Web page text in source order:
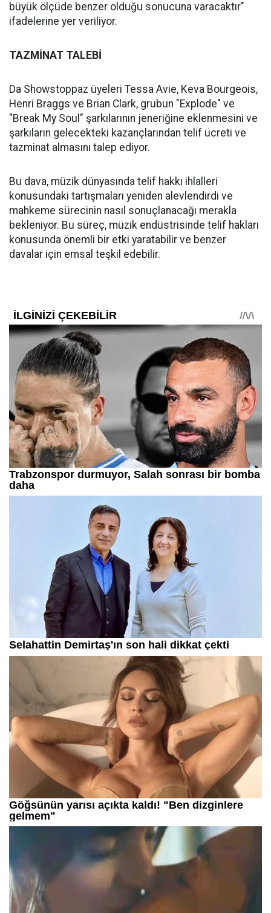
büyük ölçüde benzer olduğu sonucuna varacaktır"
ifadelerine yer veriliyor.
TAZMİNAT TALEBİ
Da Showstoppaz üyeleri Tessa Avie, Keva Bourgeois,
Henri Braggs ve Brian Clark, grubun "Explode" ve
"Break My Soul" şarkılarının jeneriğine eklenmesini ve
şarkıların gelecekteki kazançlarından telif ücreti ve
tazminat almasını talep ediyor.
Bu dava, müzik dünyasında telif hakkı ihlalleri
konusundaki tartışmaları yeniden alevlendirdi ve
mahkeme sürecinin nasıl sonuçlanacağı merakla
bekleniyor. Bu süreç, müzik endüstrisinde telif hakları
konusunda önemli bir etki yaratabilir ve benzer
davalar için emsal teşkil edebilir.